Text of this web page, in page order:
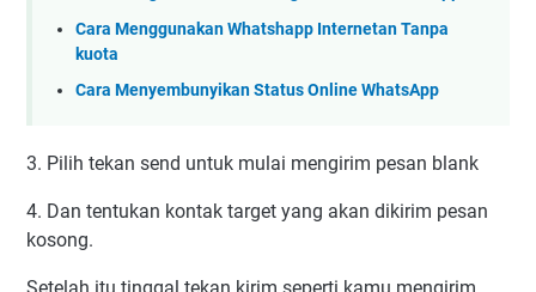
Cara Menggunakan Whatshapp Internetan Tanpa
kuota
Cara Menyembunyikan Status Online WhatsApp
3. Pilih tekan send untuk mulai mengirim pesan blank
4. Dan tentukan kontak target yang akan dikirim pesan
kosong.
Setelah itu tinggal tekan kirim seperti kamu mengirim